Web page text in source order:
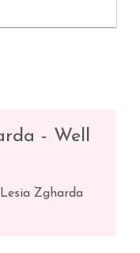
- Well
Zgharda